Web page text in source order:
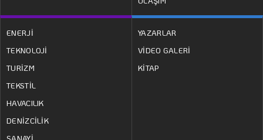
ENERJİ
TEKNOLOJİ
TURİZM
TEKSTİL
HAVACILIK
DENİZCİLİK
YAZARLAR
VİDEO GALERİ
KİTAP